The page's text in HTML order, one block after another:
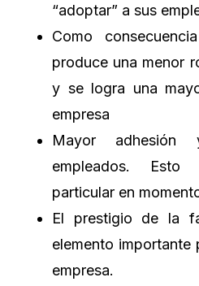
“adoptar” a sus
Como
produce una menor
y se logra una
empresa
Mayor
empleados.
particular en
El prestigio de la
elemento importante
empresa.